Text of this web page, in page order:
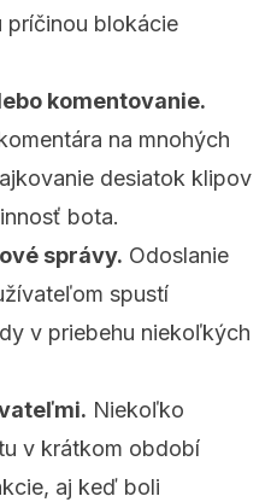
príčinou blokácie
komentovanie.
na mnohých
desiatok klipov
bota.
správy. Odoslanie
spustí
v priebehu niekoľkých
Niekoľko
v krátkom období
aj keď boli